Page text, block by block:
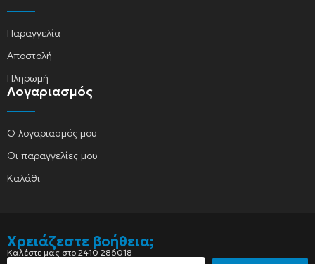
Παραγγελία
Αποστολή
Πληρωμή
Λογαριασμός
Ο λογαριασμός μου
Οι παραγγελίες μου
Καλάθι
Χρειάζεστε βοήθεια;
Καλέστε μας στο 2410 286018